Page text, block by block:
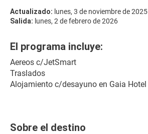
Actualizado: lunes, 3 de noviembre de 2025
Salida: lunes, 2 de febrero de 2026
El programa incluye:
Aereos c/JetSmart
Traslados
Alojamiento c/desayuno en Gaia Hotel
Sobre el destino